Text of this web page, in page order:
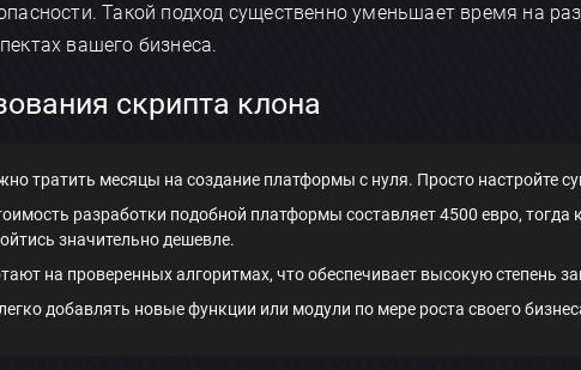
Такой подход существенно уменьшает время на
вашего бизнеса.
скрипта клона
тратить месяцы на создание платформы с нуля. Просто настройте
разработки подобной платформы составляет 4500 евро, тогда
значительно дешевле.
на проверенных алгоритмах, что обеспечивает высокую степень
добавлять новые функции или модули по мере роста своего